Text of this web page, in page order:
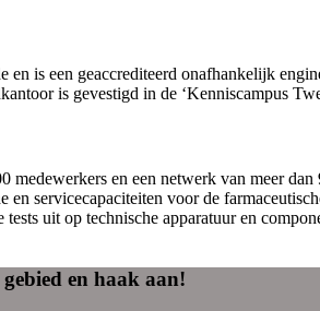
is een geaccrediteerd onafhankelijk
is gevestigd in de ‘Kenniscampus
medewerkers en een netwerk van meer
en servicecapaciteiten voor de
uit op technische apparatuur en
en haak aan!